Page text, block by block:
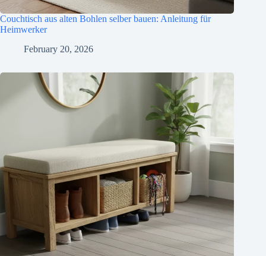
Couchtisch aus alten Bohlen selber bauen: Anleitung für
Heimwerker
February 20, 2026